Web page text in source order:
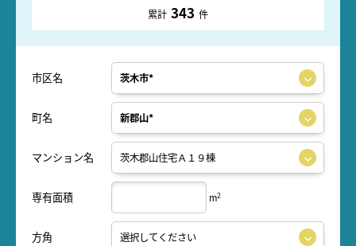
累計 343 件
市区名
町名
マンション名
専有面積 m2
方角